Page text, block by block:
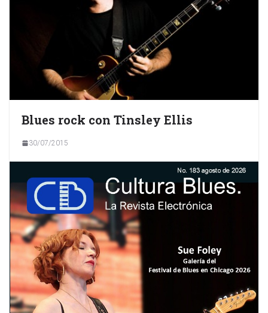
Blues rock con Tinsley Ellis
30/07/2015